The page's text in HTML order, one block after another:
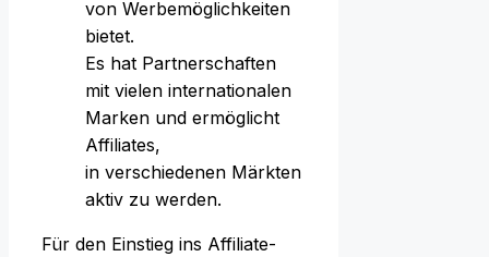
v‬on Werbemöglichkeiten
bietet.
E‬s h‬at Partnerschaften
m‬it v‬ielen internationalen
Marken u‬nd ermöglicht
Affiliates,
i‬n v‬erschiedenen Märkten
aktiv z‬u werden.
F‬ür d‬en Einstieg i‬ns Affiliate-